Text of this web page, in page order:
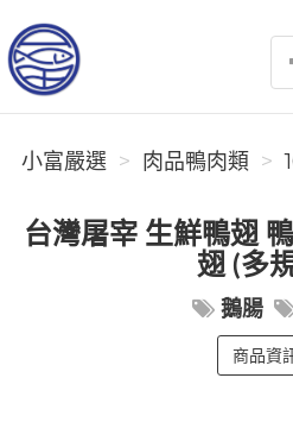
小富嚴選
小富嚴選 肉品鴨肉類
台灣屠宰 生鮮鴨翅
翅 (多
鵝腸
商品資